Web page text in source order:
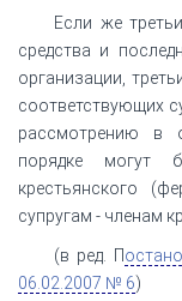
Если же
средства и
организации,
соответствующих
рассмотрению в
порядке могут
крестьянского
супругам - членам
(в ред. П
06.02.2007 № 6)